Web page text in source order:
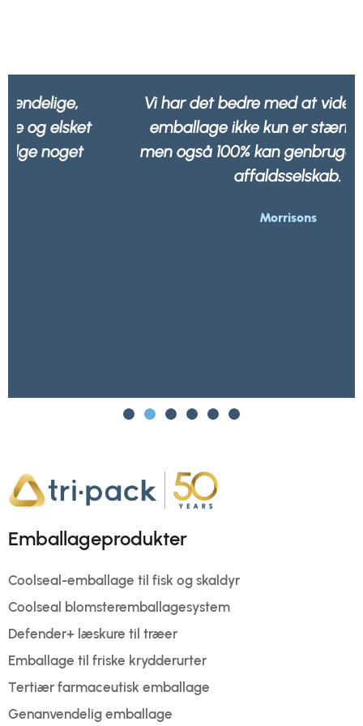
Vi har det bedre med at vide, at al vores
emballage ikke kun er stærk og robust,
men også 100% kan genbruges af ethvert
affaldsselskab.
Emballageprodukter
Coolseal-emballage til fisk og skaldyr
Coolseal blomsteremballagesystem
Defender+ læskure til træer
Emballage til friske krydderurter
Tertiær farmaceutisk emballage
Genanvendelig emballage